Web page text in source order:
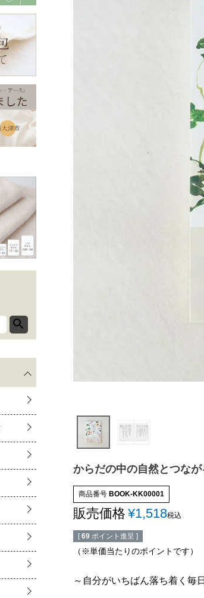
からだの中の自然とつな
商品番号 BOOK-KK00001
販売価格 ¥1,518税込
[ 69 ポイント進呈 ]
（※単価当たりのポイントです）
～自分がいちばん落ち着く毎